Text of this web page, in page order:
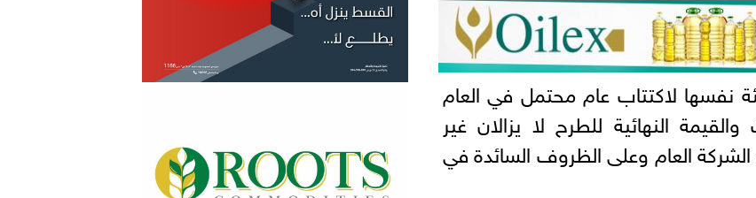
نفسها لاكتتاب عام محتمل في العام
النهائية للطرح لا يزالان غير
العام وعلى الظروف السائدة في